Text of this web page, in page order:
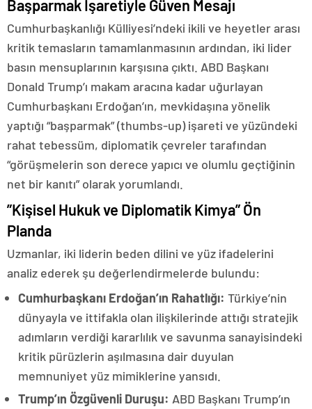
​Başparmak İşaretiyle Güven Mesajı
​Cumhurbaşkanlığı Külliyesi’ndeki ikili ve heyetler arası
kritik temasların tamamlanmasının ardından, iki lider
basın mensuplarının karşısına çıktı. ABD Başkanı
Donald Trump’ı makam aracına kadar uğurlayan
Cumhurbaşkanı Erdoğan’ın, mevkidaşına yönelik
yaptığı “başparmak” (thumbs-up) işareti ve yüzündeki
rahat tebessüm, diplomatik çevreler tarafından
“görüşmelerin son derece yapıcı ve olumlu geçtiğinin
net bir kanıtı” olarak yorumlandı.
​”Kişisel Hukuk ve Diplomatik Kimya” Ön
Planda
​Uzmanlar, iki liderin beden dilini ve yüz ifadelerini
analiz ederek şu değerlendirmelerde bulundu:
Cumhurbaşkanı Erdoğan’ın Rahatlığı: Türkiye’nin
dünyayla ve ittifakla olan ilişkilerinde attığı stratejik
adımların verdiği kararlılık ve savunma sanayisindeki
kritik pürüzlerin aşılmasına dair duyulan
memnuniyet yüz mimiklerine yansıdı.
Trump’ın Özgüvenli Duruşu: ABD Başkanı Trump’ın